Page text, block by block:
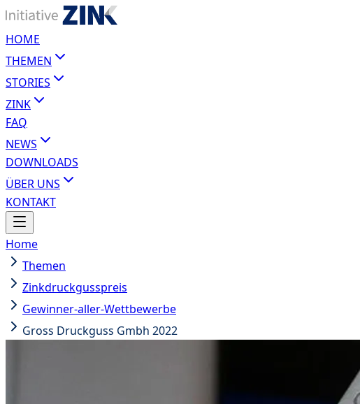
HOME
THEMEN
STORIES
ZINK
FAQ
NEWS
DOWNLOADS
ÜBER UNS
KONTAKT
Home
Themen
Zinkdruckgusspreis
Gewinner-aller-Wettbewerbe
Gross Druckguss Gmbh 2022